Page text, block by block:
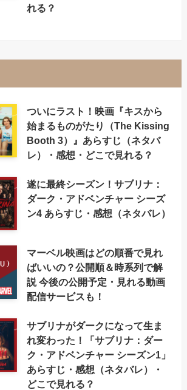
れる？
ついにラスト！映画『キスから
始まるものがたり（The Kissing
Booth 3）』あらすじ（ネタバ
レ）・感想・どこで見れる？
遂に最終シーズン！サブリナ：
ダーク・アドベンチャー シーズ
ン4 あらすじ・感想（ネタバレ）
マーベル映画はどの順番で見れ
ばいいの？公開順＆時系列で解
説 今後の公開予定・見れる動画
配信サービスも！
サブリナがダークになって生ま
れ変わった！「サブリナ：ダー
ク・アドベンチャー シーズン1」
あらすじ・感想（ネタバレ）・
どこで見れる？